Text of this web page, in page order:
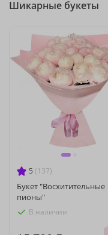
Шикарные букеты
5 (137)
Букет "Восхитительные
пионы"
В наличии